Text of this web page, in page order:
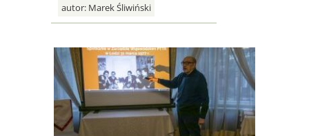
autor: Marek Śliwiński